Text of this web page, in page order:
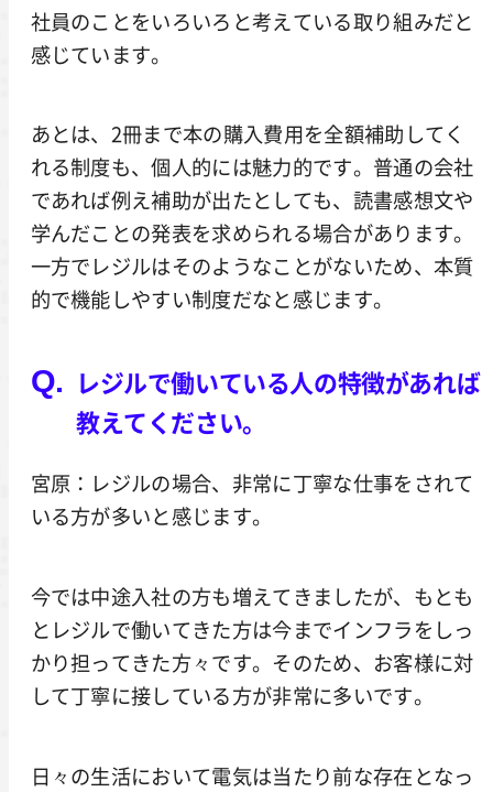
社員のことをいろいろと考えている取り組みだと
感じています。
あとは、2冊まで本の購入費用を全額補助してく
れる制度も、個人的には魅力的です。普通の会社
であれば例え補助が出たとしても、読書感想文や
学んだことの発表を求められる場合があります。
一方でレジルはそのようなことがないため、本質
的で機能しやすい制度だなと感じます。
レジルで働いている人の特徴があれば
教えてください。
宮原：レジルの場合、非常に丁寧な仕事をされて
いる方が多いと感じます。
今では中途入社の方も増えてきましたが、もとも
とレジルで働いてきた方は今までインフラをしっ
かり担ってきた方々です。そのため、お客様に対
して丁寧に接している方が非常に多いです。
日々の生活において電気は当たり前な存在となっ